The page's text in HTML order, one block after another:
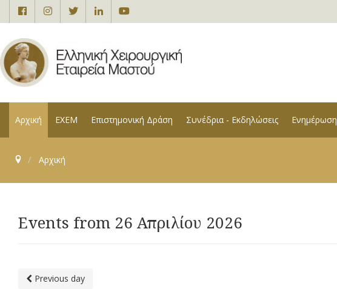
Αρχική ΕΧΕΜ Επιστημονική Δράση Συνέδρια - Εκδηλώσεις Ενημέρωση
Αρχική
Events from 26 Απριλίου 2026
Previous day